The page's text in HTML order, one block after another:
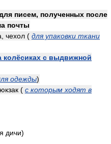
писем, полученных после
почты
чехол ( для упаковки ткани
колёсиках с выдвижной
одежды)
( с которым ходят в
дичи)